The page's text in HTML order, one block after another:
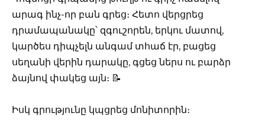
արագ ինչ-որ բան գրեց։ Հետո վերցրեց
դրամապանակը՝ զգուշորեն, երկու մատով,
կարծես դիպչելն անգամ տհաճ էր, բացեց
սեղանի վերին դարակը, գցեց ներս ու բարձր
ձայնով փակեց այն։ 📝
Իսկ գրությունը կպցրեց մոնիտորին։